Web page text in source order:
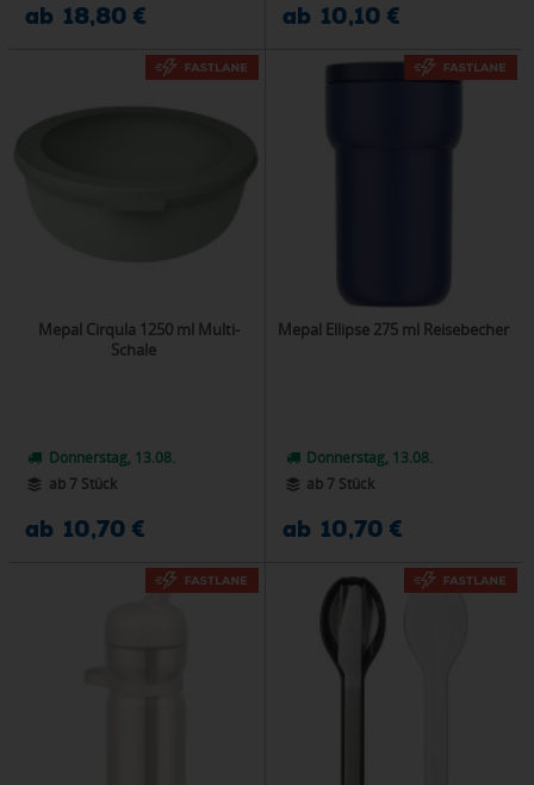
ab 18,80 € ab 10,10 €
Mepal Cirqula 1250 ml Multi-
Schale
Donnerstag, 13.08.
ab 7 Stück
ab 10,70 €
Mepal Ellipse 275 ml Reisebecher
Donnerstag, 13.08.
ab 7 Stück
ab 10,70 €